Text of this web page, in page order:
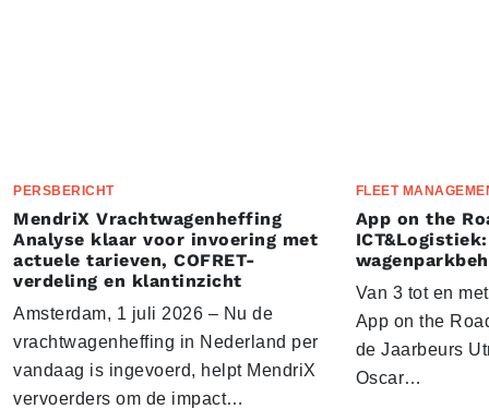
PERSBERICHT
MendriX Vrachtwagenheffing
Analyse klaar voor invoering met
actuele tarieven, COFRET-
verdeling en klantinzicht
Amsterdam, 1 juli 2026 – Nu de
vrachtwagenheffing in Nederland per
vandaag is ingevoerd, helpt MendriX
vervoerders om de impact…
FLEET
App on the
Van 3 tot en
App on the
de Jaarbeurs
Oscar…